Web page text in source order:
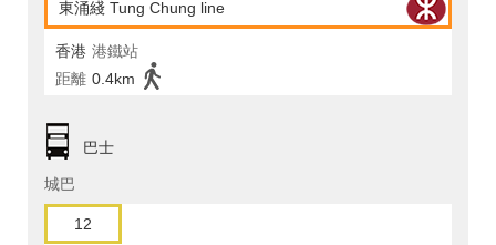
東涌綫 Tung Chung line
香港 港鐵站
距離 0.4km
巴士
城巴
12